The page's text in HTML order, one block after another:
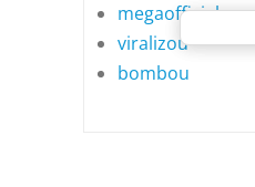
megaofficial
viralizou
bombou